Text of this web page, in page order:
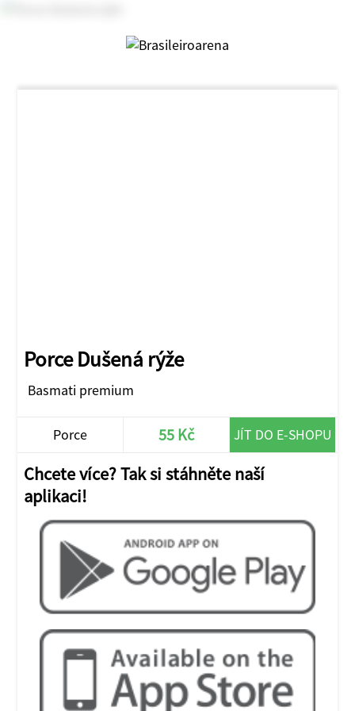
Porce Dušená rýže
Basmati premium
Porce 55 Kč JÍT DO E-SHOPU
Chcete více? Tak si stáhněte naší
aplikaci!